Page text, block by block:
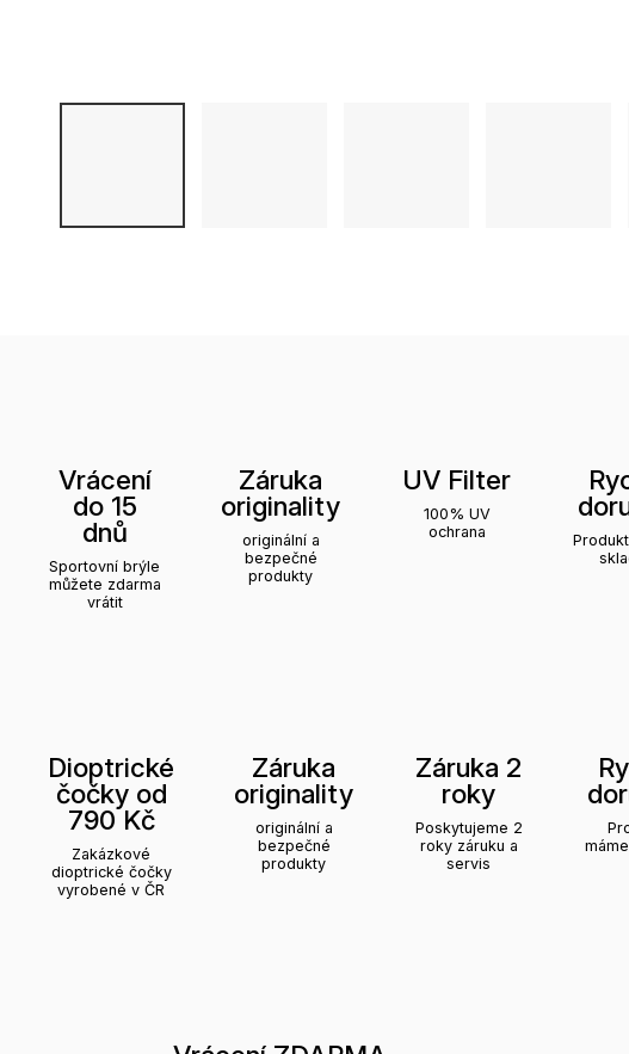
Vrácení
do 15
dnů
Sportovní brýle
můžete zdarma
vrátit
Záruka
originality
originální a
bezpečné
produkty
UV Filter
100% UV
ochrana
Dioptrické
čočky od
790 Kč
Zakázkové
dioptrické čočky
vyrobené v ČR
Záruka
originality
originální a
bezpečné
produkty
Záruka 2
roky
Poskytujeme 2
roky záruku a
servis